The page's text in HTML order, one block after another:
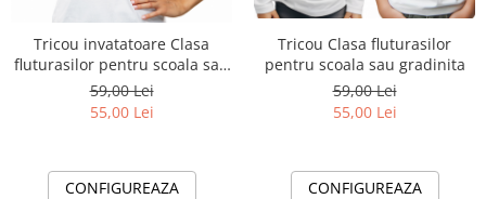
Tricou invatatoare Clasa
fluturasilor pentru scoala sau
gradinita ABS1109
59,00 Lei
55,00 Lei
CONFIGUREAZA
Tricou Clasa fluturasilor
pentru scoala sau gradinita
59,00 Lei
55,00 Lei
CONFIGUREAZA